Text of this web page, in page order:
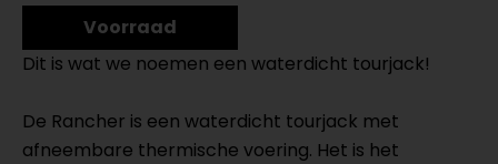
Voorraad
Dit is wat we noemen een waterdicht tourjack!
De Rancher is een waterdicht tourjack met
afneembare thermische voering. Het is het